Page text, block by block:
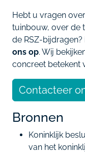
Hebt u vragen
tuinbouw, over de
de RSZ-
ons op. Wij
concreet betekent
Contacteer
Bronnen
Koninklijk
van het